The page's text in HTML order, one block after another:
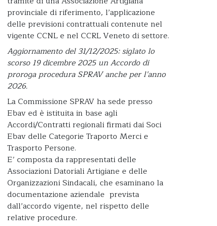
provinciale di riferimento, l’applicazione
delle previsioni contrattuali contenute nel
vigente CCNL e nel CCRL Veneto di settore.
Aggiornamento del 31/12/2025: siglato lo
scorso 19 dicembre 2025 un Accordo di
proroga procedura SPRAV anche per l’anno
2026.
La Commissione SPRAV ha sede presso
Ebav ed è istituita in base agli
Accordi/Contratti regionali firmati dai Soci
Ebav delle Categorie Traporto Merci e
Trasporto Persone.
E’ composta da rappresentati delle
Associazioni Datoriali Artigiane e delle
Organizzazioni Sindacali, che esaminano la
documentazione aziendale prevista
dall’accordo vigente, nel rispetto delle
relative procedure.